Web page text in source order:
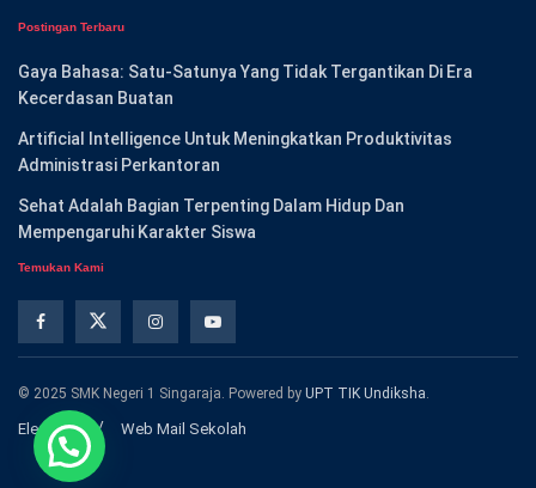
Postingan Terbaru
Gaya Bahasa: Satu-Satunya Yang Tidak Tergantikan Di Era
Kecerdasan Buatan
Artificial Intelligence Untuk Meningkatkan Produktivitas
Administrasi Perkantoran
Sehat Adalah Bagian Terpenting Dalam Hidup Dan
Mempengaruhi Karakter Siswa
Temukan Kami
© 2025 SMK Negeri 1 Singaraja. Powered by UPT TIK Undiksha
Elearning Web Mail Sekolah